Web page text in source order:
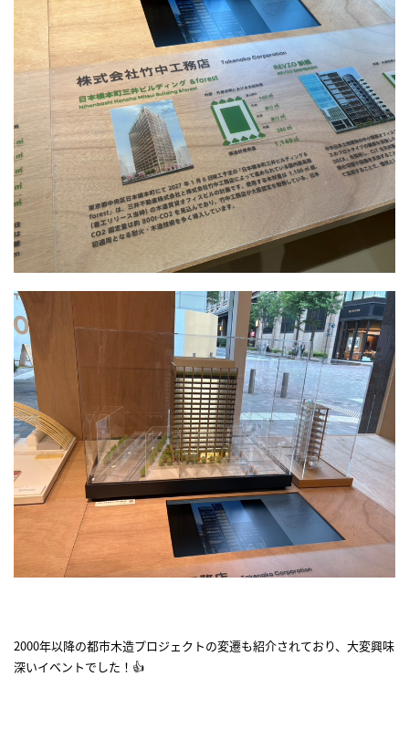
2000年以降の都市木造プロジェクトの変遷も紹介されており、大変興味
深いイベントでした！👍